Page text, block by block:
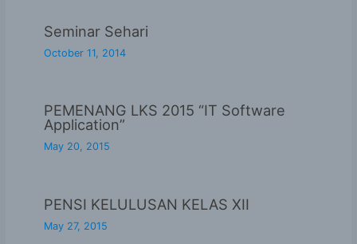
Seminar Sehari
October 11, 2014
PEMENANG LKS 2015 “IT Software
Application”
May 20, 2015
PENSI KELULUSAN KELAS XII
May 27, 2015